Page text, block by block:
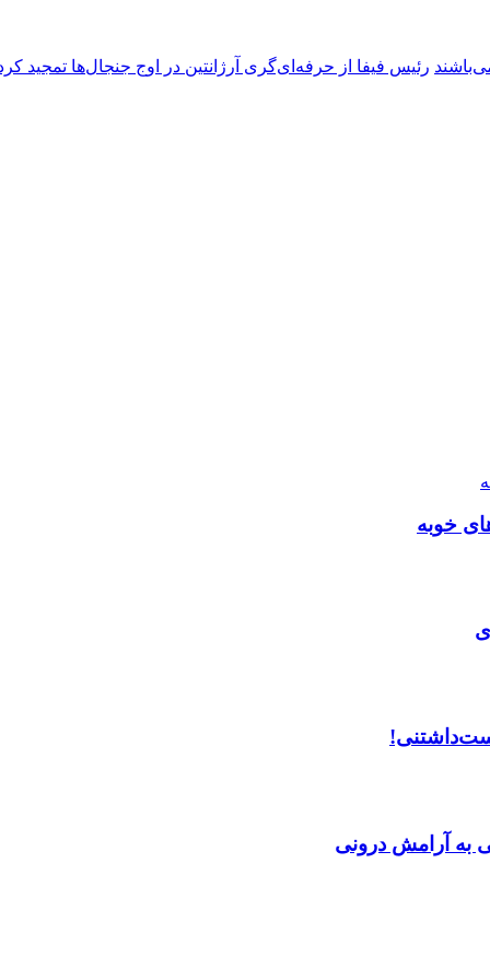
رئیس فیفا از حرفه‌ای‌گری آرژانتین در اوج جنجال‌ها تمجید
خوبه
به آرامش درونی